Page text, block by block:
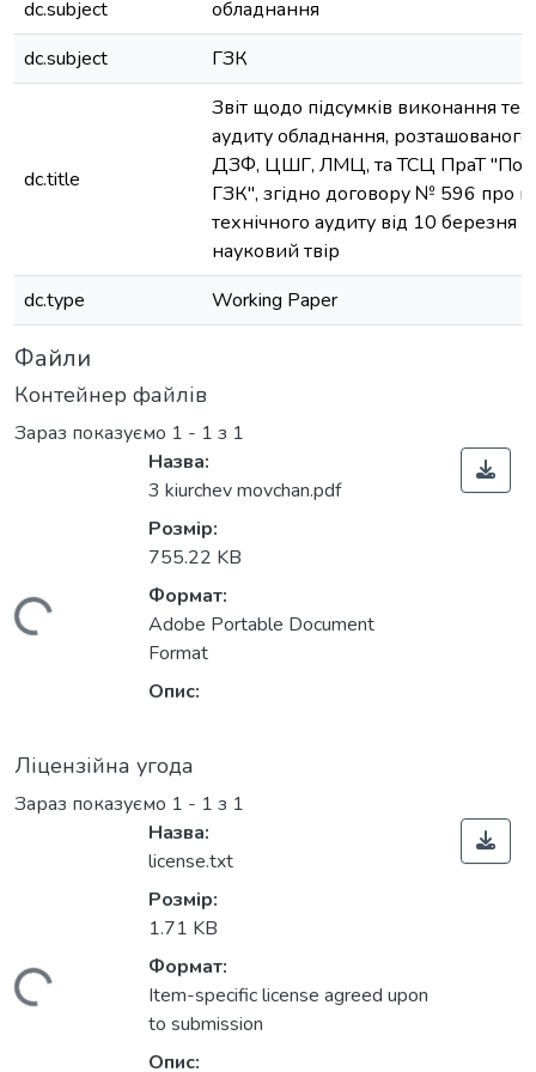
dc.subject
обладнання
dc.subject
ГЗК
dc.title
Звіт щодо підсумків виконання
аудиту обладнання,
ДЗФ, ЦШГ, ЛМЦ, та ТСЦ ПраТ
ГЗК", згідно договору № 596 про
технічного аудиту від 10 березня
науковий твір
dc.type
Working Paper
Файли
Контейнер файлів
Зараз показуємо 1 - 1 з 1
Назва:
3 kiurchev movchan.pdf
Розмір:
755.22 KB
Формат:
Adobe Portable Document
Format
Опис:
Ліцензійна угода
Зараз показуємо 1 - 1 з 1
Назва:
license.txt
Розмір:
1.71 KB
Формат:
Item-specific license agreed upon
to submission
Опис: